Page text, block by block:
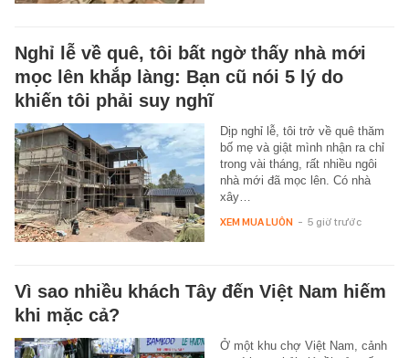
Nghỉ lễ về quê, tôi bất ngờ thấy nhà mới
mọc lên khắp làng: Bạn cũ nói 5 lý do
khiến tôi phải suy nghĩ
Dịp nghỉ lễ, tôi trở về quê thăm
bố mẹ và giật mình nhận ra chỉ
trong vài tháng, rất nhiều ngôi
nhà mới đã mọc lên. Có nhà
xây…
XEM MUA LUÔN - 5 giờ trước
Vì sao nhiều khách Tây đến Việt Nam hiếm
khi mặc cả?
Ở một khu chợ Việt Nam, cảnh